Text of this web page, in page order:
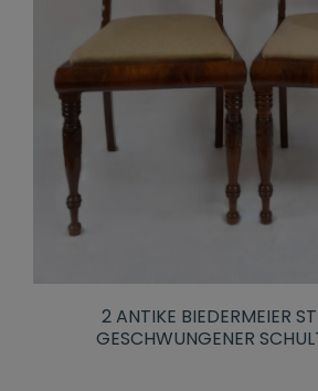
2 ANTIKE BIEDERMEIER
GESCHWUNGENER